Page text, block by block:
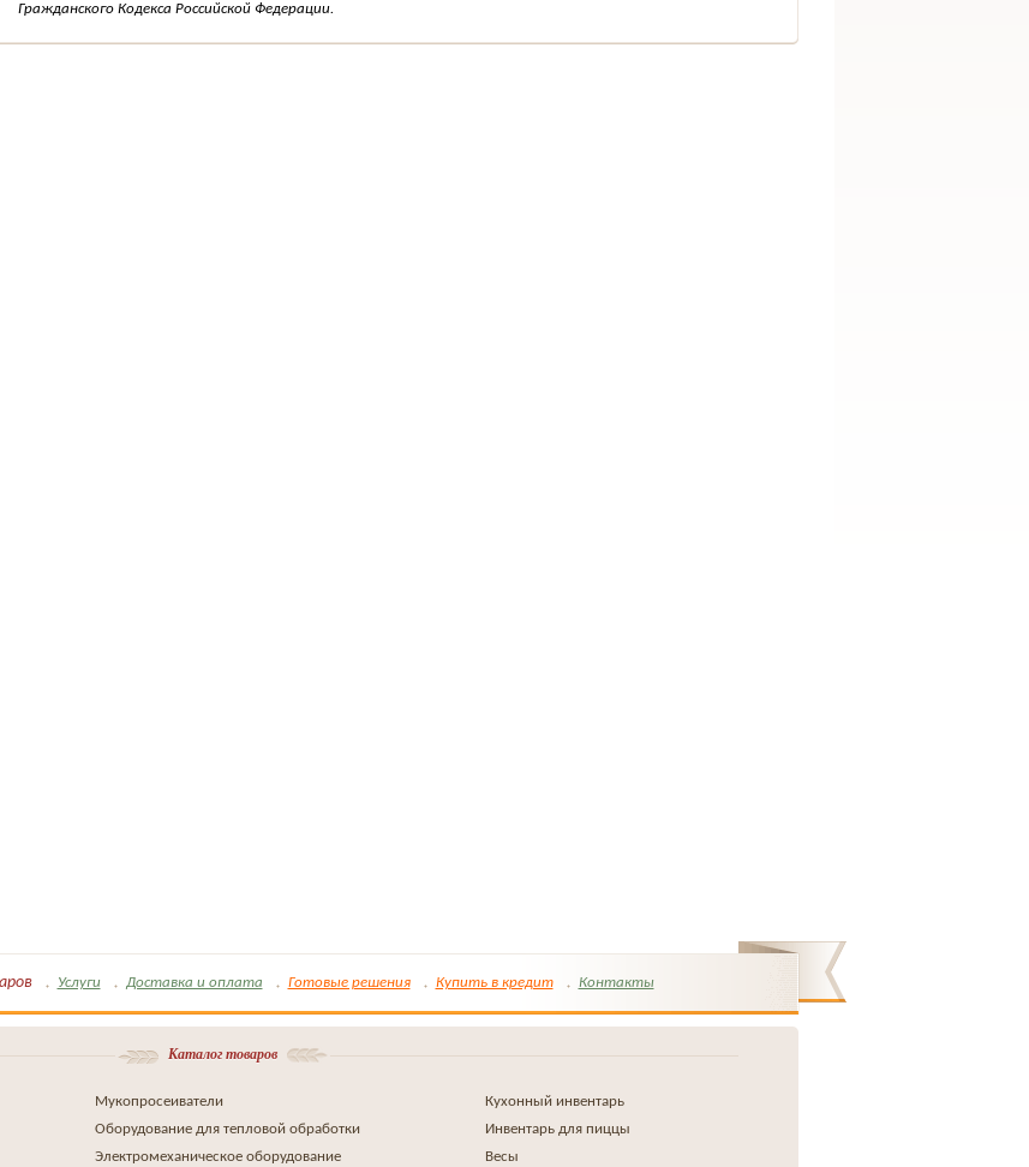
Гражданского Кодекса Российской Федерации.
Услуги Доставка и оплата Готовые решения Купить в кредит Контакты
Каталог товаров
Мукопросеиватели
Оборудование для тепловой обработки
Электромеханическое оборудование
Кухонный инвентарь
Инвентарь для пиццы
Весы